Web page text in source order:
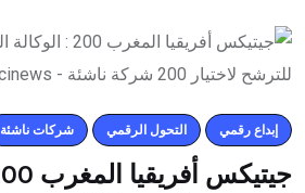
إبداع رقمي التحول الرقمي شركات ناشئة